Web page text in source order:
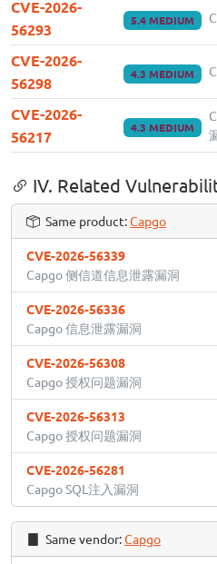
CVE-2026-
56293
5.4 MEDIUM
CVE-2026-
56298
4.3 MEDIUM
CVE-2026-
56217
4.3 MEDIUM
IV. Related
Same product:Capgo
CVE-2026-56339
Capgo 侧信道信息泄露漏洞
CVE-2026-56336
Capgo 信息泄露漏洞
CVE-2026-56308
Capgo 授权问题漏洞
CVE-2026-56313
Capgo 授权问题漏洞
CVE-2026-56281
Capgo SQL注入漏洞
Same vendor:Capgo